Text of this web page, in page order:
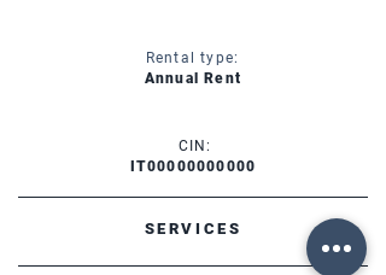
Rental type:
Annual Rent
CIN:
IT00000000000
SERVICES